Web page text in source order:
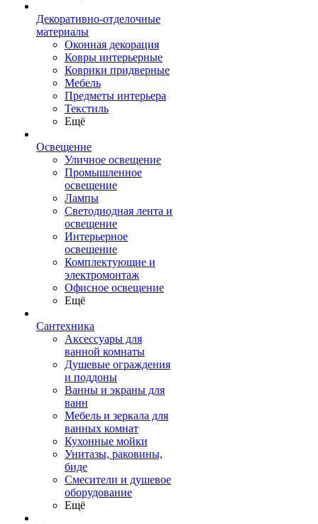
Декоративно-отделочные
материалы
Оконная декорация
Ковры интерьерные
Коврики придверные
Мебель
Предметы интерьера
Текстиль
Ещё
Освещение
Уличное освещение
Промышленное
освещение
Лампы
Светодиодная лента и
освещение
Интерьерное
освещение
Комплектующие и
электромонтаж
Офисное освещение
Ещё
Сантехника
Аксессуары для
ванной комнаты
Душевые ограждения
и поддоны
Ванны и экраны для
ванн
Мебель и зеркала для
ванных комнат
Кухонные мойки
Унитазы, раковины,
биде
Смесители и душевое
оборудование
Ещё